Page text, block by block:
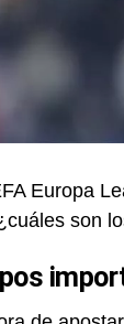
Europa
son